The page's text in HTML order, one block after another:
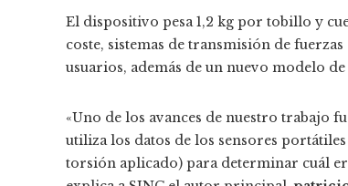
El dispositivo pesa 1,2 kg por tobillo y
coste, sistemas de transmisión de
usuarios, además de un nuevo modelo
«Uno de los avances de nuestro trabajo
utiliza los datos de los sensores
torsión aplicado) para determinar cuál